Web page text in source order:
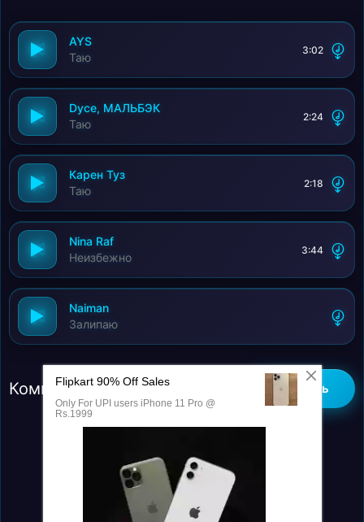
AYS
Таю
3:02
Dyce, МАЛЬБЭК
Таю
2:24
Карен Туз
Таю
2:18
Nina Raf
Неизбежно
3:44
Naiman
Залипаю
Комментарии (0) Добавить